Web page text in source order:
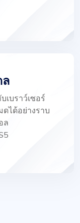
ล
เบราว์เซอร์
ได้อย่างราบ
ล